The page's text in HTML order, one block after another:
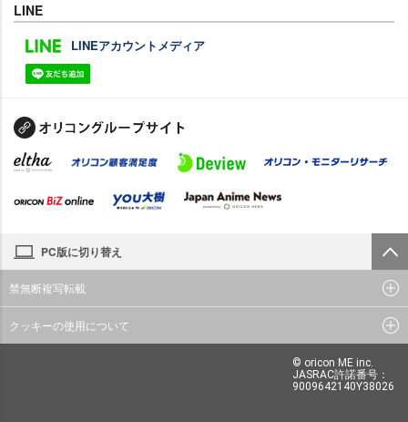
LINE
LINEアカウントメディア
PC版に切り替え
禁無断複写転載
クッキーの使用について
© oricon ME inc.
JASRAC許諾番号：
9009642140Y38026